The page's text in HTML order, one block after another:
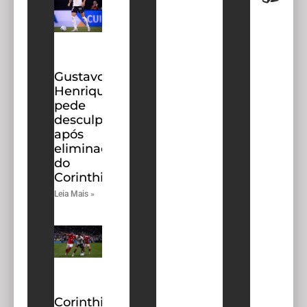
Gustavo
Henrique
pede
desculpas
após
eliminação
do
Corinthians
Leia Mais »
Corinthians